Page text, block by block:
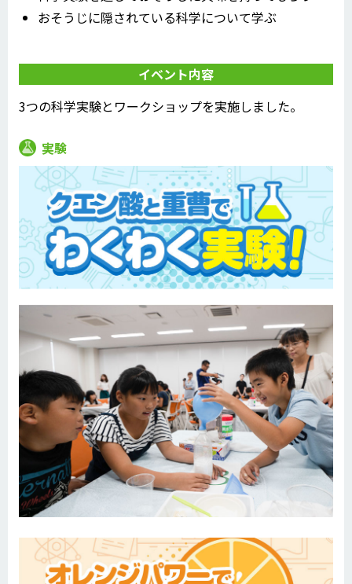
おそうじに隠されている科学について学ぶ
イベント内容
3つの科学実験とワークショップを実施しました。
実験